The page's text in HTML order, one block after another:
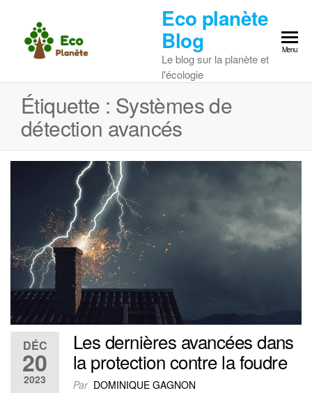
content
Eco planète
Blog
Le blog sur la planète et
l'écologie
Menu
Étiquette : Systèmes de
détection avancés
DÉC
20
2023
Les dernières avancées dans
la protection contre la foudre
Par DOMINIQUE GAGNON